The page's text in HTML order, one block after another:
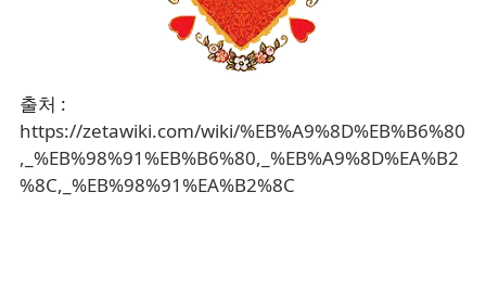
출처 :
https://zetawiki.com/wiki/%EB%A9%8D%EB%B6%80
,_%EB%98%91%EB%B6%80,_%EB%A9%8D%EA%B2
%8C,_%EB%98%91%EA%B2%8C